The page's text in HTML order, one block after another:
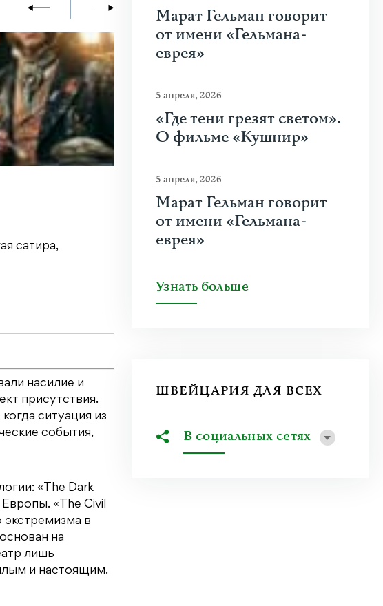
сатира,
Молдова между фресками, дронами
На стыке границ Швейцарии, Франции и
Узнать больше
насилие и
присутствия.
ситуация из
события,
«The Dark
«The Civil
экстремизма в
на
лишь
и настоящим.
Марат Гельман говорит
от имени «Гельмана-
еврея»
5 апреля, 2026
«Где тени грезят светом».
О фильме «Кушнир»
5 апреля, 2026
Марат Гельман говорит
от имени «Гельмана-
еврея»
Узнать больше
ШВЕЙЦАРИЯ ДЛЯ ВСЕХ
В социальных сетях